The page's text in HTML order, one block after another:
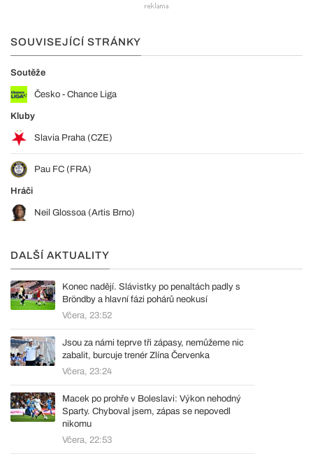
SOUVISEJÍCÍ STRÁNKY
Soutěže
Česko - Chance Liga
Kluby
Slavia Praha (CZE)
Pau FC (FRA)
Hráči
Neil Glossoa (Artis Brno)
DALŠÍ AKTUALITY
Konec nadějí. Slávistky po penaltách padly s
Bröndby a hlavní fázi pohárů neokusí
Včera, 23:52
Jsou za námi teprve tři zápasy, nemůžeme nic
zabalit, burcuje trenér Zlína Červenka
Včera, 23:24
Macek po prohře v Boleslavi: Výkon nehodný
Sparty. Chyboval jsem, zápas se nepovedl
nikomu
Včera, 22:53